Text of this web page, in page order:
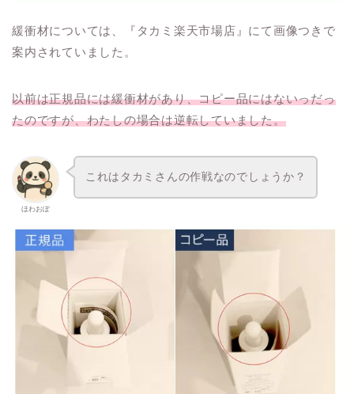
緩衝材については、『タカミ楽天市場店』にて画像つきで
案内されていました。
以前は正規品には緩衝材があり、コピー品にはないっだっ
たのですが、わたしの場合は逆転していました。
ほわおぽ
これはタカミさんの作戦なのでしょうか？